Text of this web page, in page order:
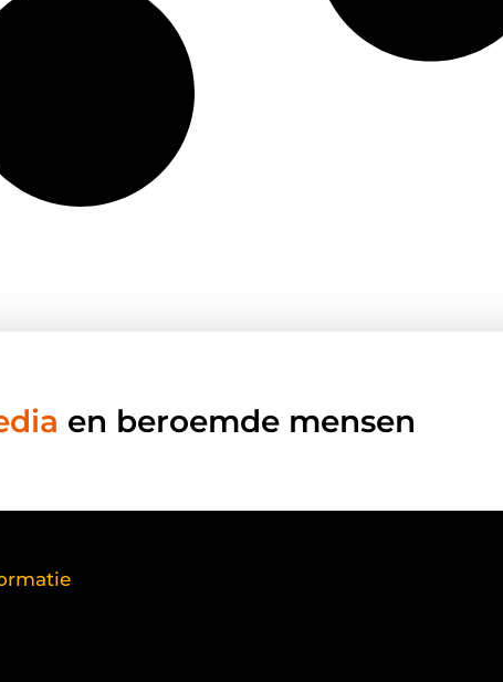
en beroemde mensen